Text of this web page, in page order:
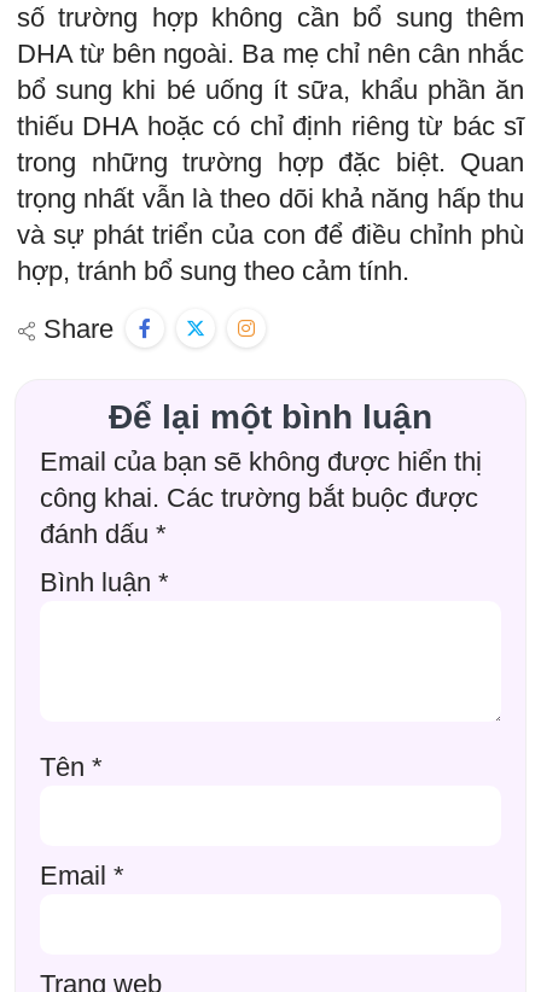
số trường hợp không cần bổ sung thêm
DHA từ bên ngoài. Ba mẹ chỉ nên cân nhắc
bổ sung khi bé uống ít sữa, khẩu phần ăn
thiếu DHA hoặc có chỉ định riêng từ bác sĩ
trong những trường hợp đặc biệt. Quan
trọng nhất vẫn là theo dõi khả năng hấp thu
và sự phát triển của con để điều chỉnh phù
hợp, tránh bổ sung theo cảm tính.
Share
Để lại một bình luận
Email của bạn sẽ không được hiển thị
công khai. Các trường bắt buộc được
đánh dấu *
Bình luận *
Tên *
Email *
Trang web